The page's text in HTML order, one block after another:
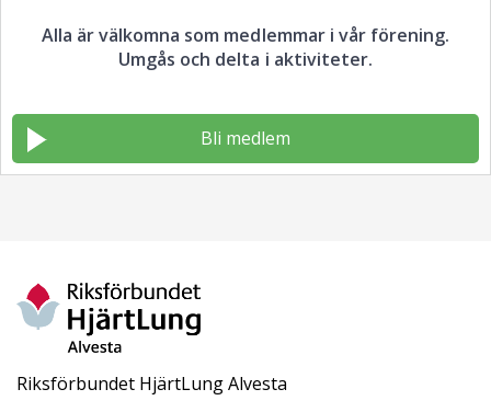
Alla är välkomna som medlemmar i vår förening.
Umgås och delta i aktiviteter.
Bli medlem
Riksförbundet HjärtLung Alvesta